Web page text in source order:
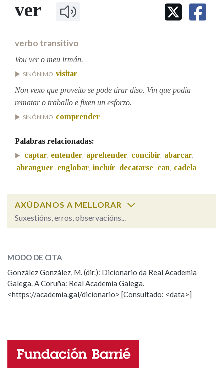
IDENTIDADE CORPORATIVA
MARCIAL DEL ADALID
FIGURAS HOMENAXEADAS
Facebook
TwitterYoutubeInstagram
Bluesky
BUSCAR NOS LEMAS
Remata por
BUSCAR NO CONTIDO
Nas definicións
OUTRAS OPCIÓNS DE BUSCA
Pertence a
ver
verbo transitivo
Vou ver o meu irmán.
SINÓNIMO visitar
Non vexo que proveito se pode tirar diso. Vin que podía
rematar o traballo e fixen un esforzo.
SINÓNIMO comprender
Palabras relacionadas:
captar, entender, aprehender, concibir, abarcar,
abranguer, englobar, incluír, decatarse, can, cadela
AXÚDANOS A MELLORAR
Suxestións, erros, observacións...
ESCOLLE UNHA OPCIÓN:
Observación Hai un erro na palabra
Propoño mellorar a definición
Nome
MODO DE CITA
González González, M. (dir.): Dicionario da Real Academia
Galega. A Coruña: Real Academia Galega.
<https://academia.gal/dicionario> [Consultado: <data>]